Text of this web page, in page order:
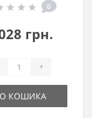
0
грн.
+
КОШИКА